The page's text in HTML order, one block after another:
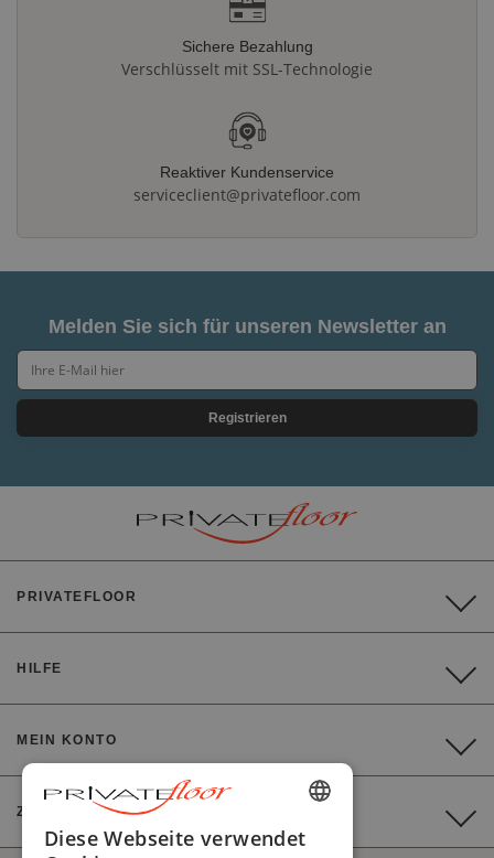
Sichere Bezahlung
Verschlüsselt mit SSL-Technologie
Reaktiver Kundenservice
serviceclient@privatefloor.com
Melden Sie sich für unseren Newsletter an
Registrieren
PRIVATEFLOOR
HILFE
MEIN KONTO
ZAHLUNG
ENGLISH
Diese Webseite verwendet